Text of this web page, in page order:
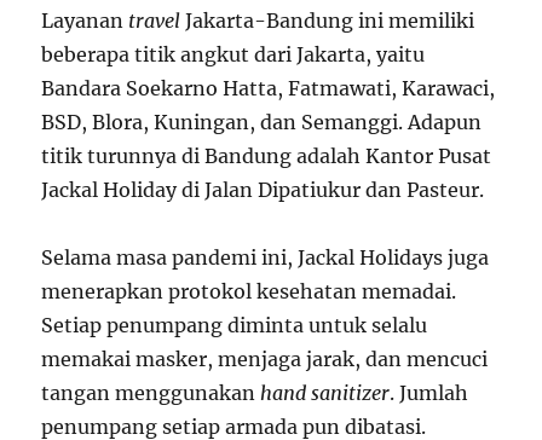
Layanan travel Jakarta-Bandung ini memiliki
beberapa titik angkut dari Jakarta, yaitu
Bandara Soekarno Hatta, Fatmawati, Karawaci,
BSD, Blora, Kuningan, dan Semanggi. Adapun
titik turunnya di Bandung adalah Kantor Pusat
Jackal Holiday di Jalan Dipatiukur dan Pasteur.
Selama masa pandemi ini, Jackal Holidays juga
menerapkan protokol kesehatan memadai.
Setiap penumpang diminta untuk selalu
memakai masker, menjaga jarak, dan mencuci
tangan menggunakan hand sanitizer. Jumlah
penumpang setiap armada pun dibatasi.